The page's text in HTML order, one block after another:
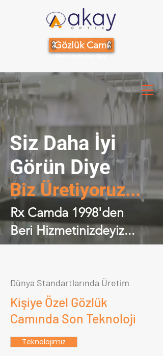
Gözlük Camı
Hakkında Her Şey
Siz Daha İyi
Görün Diye
Biz Üretiyoruz...
Rx Camda 1998'den
Beri Hizmetinizdeyiz...
Dünya Standartlarında Üretim
Kişiye Özel Gözlük
Camında Son Teknoloji
Teknolojimiz